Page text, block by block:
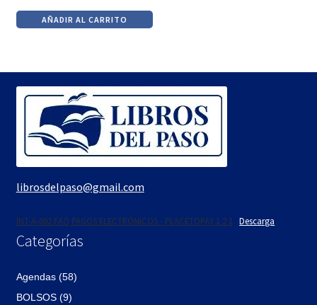
precio
original
precio
actual
AÑADIR AL CARRITO
librosdelpaso@gmail.com
INT-A-002 FAQ PAGOS ELECTRÓNICOS - PLACETOPAY 1 2 1 Descarga
Categorías
Agendas (58)
BOLSOS (9)